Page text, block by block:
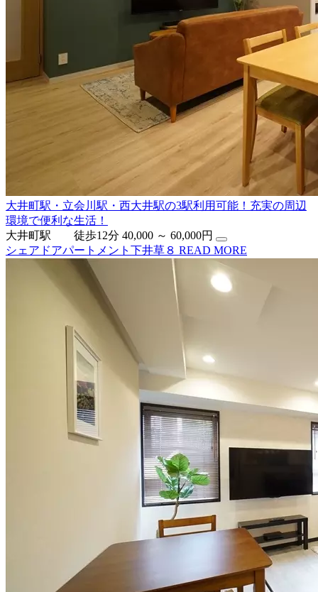
大井町駅・立会川駅・西大井駅の3駅利用可能！充実の周辺
環境で便利な生活！
大井町駅 徒歩12分 40,000 ～ 60,000円
シェアドアパートメント下井草８ READ MORE